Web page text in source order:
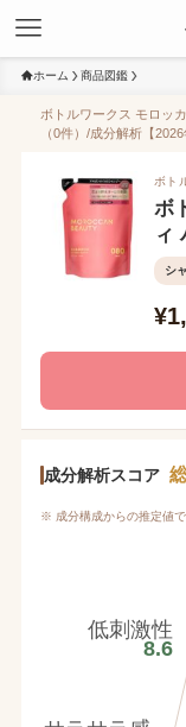
ホーム 商品図鑑
ボトルワークス モロッ
（0件）/成分解析【
ボト
ボ
ィ
シ
成分解析スコア
※ 成分構成からの推定値
低刺激性
8.6